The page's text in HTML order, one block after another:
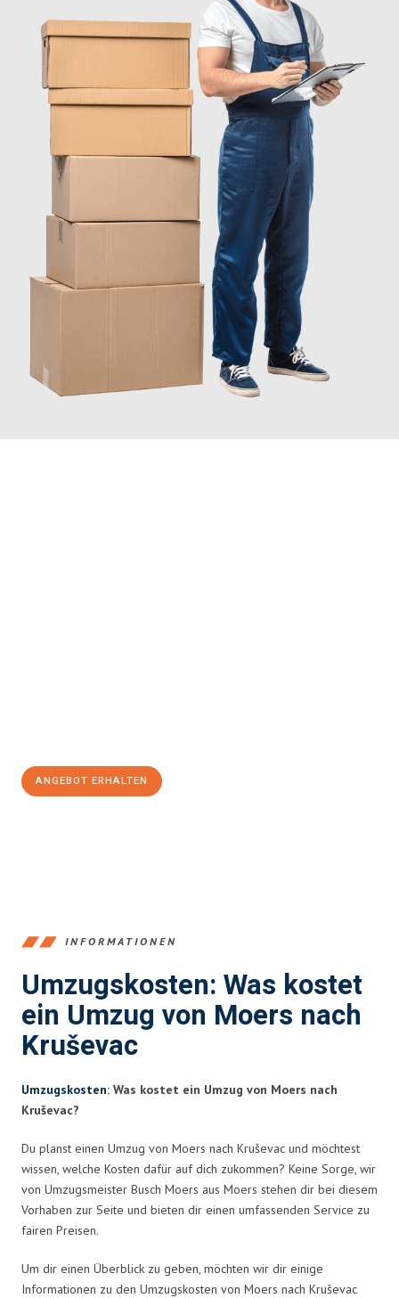
ANGEBOT ERHALTEN
INFORMATIONEN
Umzugskosten: Was kostet
ein Umzug von Moers nach
Kruševac
Umzugskosten: Was kostet ein Umzug von Moers nach
Kruševac?
Du planst einen Umzug von Moers nach Kruševac und möchtest
wissen, welche Kosten dafür auf dich zukommen? Keine Sorge, wir
von Umzugsmeister Busch Moers aus Moers stehen dir bei diesem
Vorhaben zur Seite und bieten dir einen umfassenden Service zu
fairen Preisen.
Um dir einen Überblick zu geben, möchten wir dir einige
Informationen zu den Umzugskosten von Moers nach Kruševac